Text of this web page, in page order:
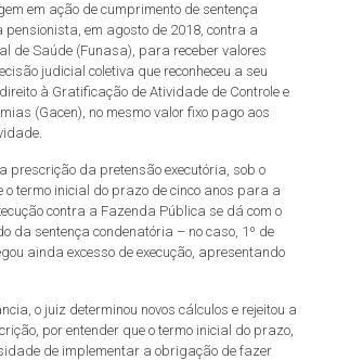
em ação de cumprimento de sentença
em agosto de 2018, contra a
de Saúde (Funasa), para receber valores
judicial coletiva que reconheceu a seu
à Gratificação de Atividade de Controle e
(Gacen), no mesmo valor fixo pago aos
prescrição da pretensão executória, sob o
o termo inicial do prazo de cinco anos para a
contra a Fazenda Pública se dá com o
da sentença condenatória – no caso, 1º de
ainda excesso de execução, apresentando
o juiz determinou novos cálculos e rejeitou a
por entender que o termo inicial do prazo,
de implementar a obrigação de fazer